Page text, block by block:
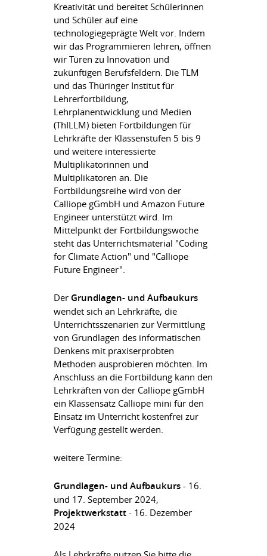
Kreativität und bereitet Schülerinnen
und Schüler auf eine
technologiegeprägte Welt vor. Indem
wir das Programmieren lehren, öffnen
wir Türen zu Innovation und
zukünftigen Berufsfeldern. Die TLM
und das Thüringer Institut für
Lehrerfortbildung,
Lehrplanentwicklung und Medien
(ThILLM) bieten Fortbildungen für
Lehrkräfte der Klassenstufen 5 bis 9
und weitere interessierte
Multiplikatorinnen und
Multiplikatoren an. Die
Fortbildungsreihe wird von der
Calliope gGmbH und Amazon Future
Engineer unterstützt wird. Im
Mittelpunkt der Fortbildungswoche
steht das Unterrichtsmaterial "Coding
for Climate Action" und "Calliope
Future Engineer".
Der Grundlagen- und Aufbaukurs
wendet sich an Lehrkräfte, die
Unterrichtsszenarien zur Vermittlung
von Grundlagen des informatischen
Denkens mit praxiserprobten
Methoden ausprobieren möchten. Im
Anschluss an die Fortbildung kann den
Lehrkräften von der Calliope gGmbH
ein Klassensatz Calliope mini für den
Einsatz im Unterricht kostenfrei zur
Verfügung gestellt werden.
weitere Termine:
Grundlagen- und Aufbaukurs - 16.
und 17. September 2024,
Projektwerkstatt - 16. Dezember
2024